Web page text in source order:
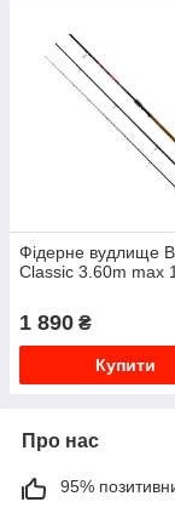
Фідерне вудлище
Classic 3.60m max
1 890 ₴
Купити
Про нас
95%